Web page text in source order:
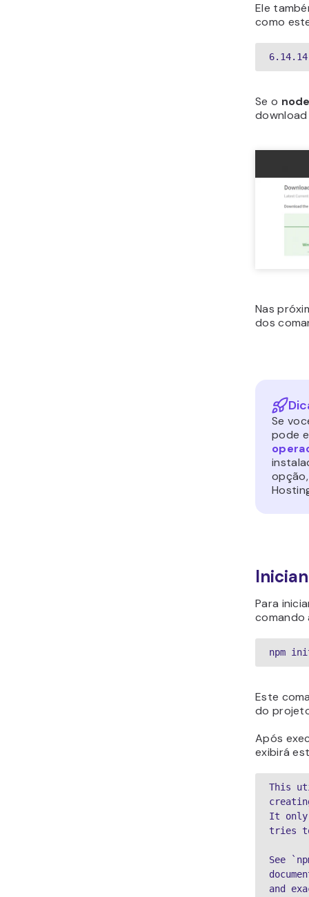
Ele
como
6.14.14
Se o
Nas
dos
Se
pode
Para
comando
npm
Este
do
Após
exibirá
This
It only
tries
See
and